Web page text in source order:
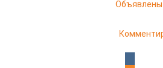
Объявлены